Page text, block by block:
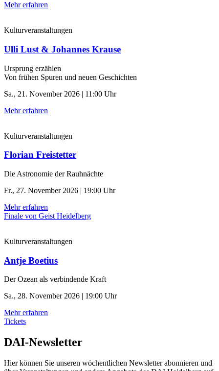
Mehr erfahren
Kulturveranstaltungen
Ulli Lust & Johannes Krause
Ursprung erzählen
Von frühen Spuren und neuen Geschichten
Sa., 21. November 2026 | 11:00 Uhr
Mehr erfahren
Kulturveranstaltungen
Florian Freistetter
Die Astronomie der ­Rauhnächte
Fr., 27. November 2026 | 19:00 Uhr
Mehr erfahren
Finale von Geist Heidelberg
Kulturveranstaltungen
Antje Boetius
Der Ozean als verbindende Kraft
Sa., 28. November 2026 | 19:00 Uhr
Mehr erfahren
Tickets
DAI-Newsletter
Hier können Sie unseren wöchentlichen Newsletter abonnieren und